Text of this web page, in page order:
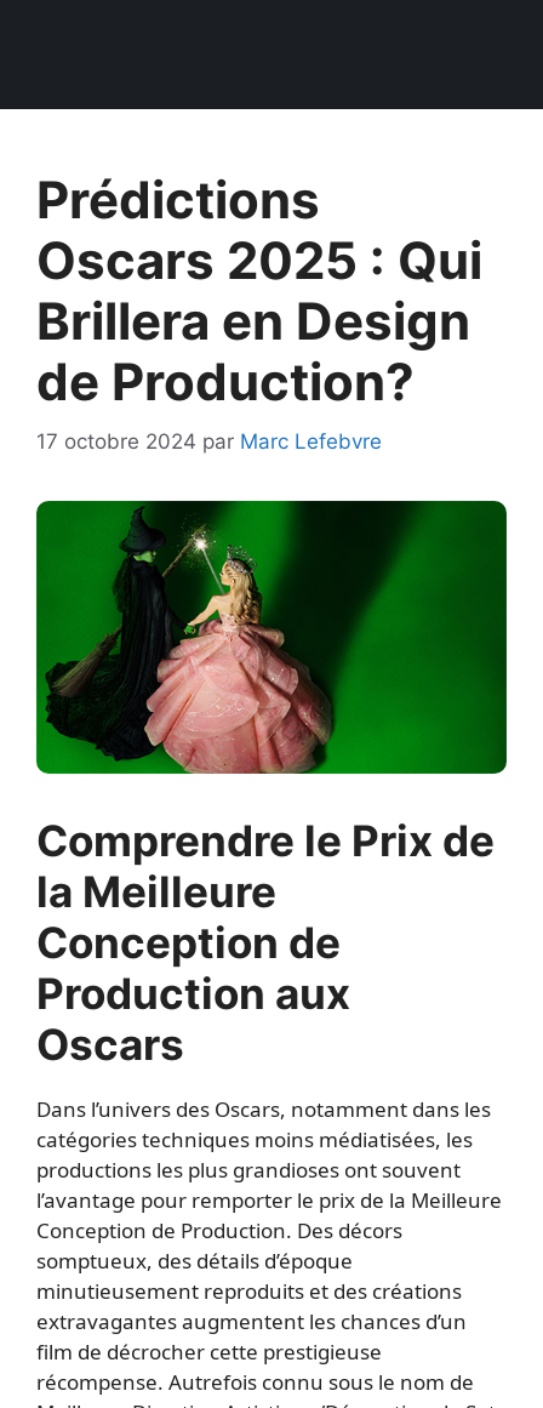
Prédictions
Oscars 2025 : Qui
Brillera en Design
de Production?
17 octobre 2024 par Marc Lefebvre
Comprendre le Prix de
la Meilleure
Conception de
Production aux
Oscars
Dans l’univers des Oscars, notamment dans les
catégories techniques moins médiatisées, les
productions les plus grandioses ont souvent
l’avantage pour remporter le prix de la Meilleure
Conception de Production. Des décors
somptueux, des détails d’époque
minutieusement reproduits et des créations
extravagantes augmentent les chances d’un
film de décrocher cette prestigieuse
récompense. Autrefois connu sous le nom de